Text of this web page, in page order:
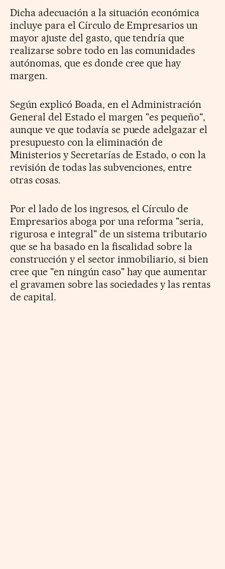
Dicha adecuación a la situación económica
incluye para el Círculo de Empresarios un
mayor ajuste del gasto, que tendría que
realizarse sobre todo en las comunidades
autónomas, que es donde cree que hay
margen.
Según explicó Boada, en el Administración
General del Estado el margen "es pequeño",
aunque ve que todavía se puede adelgazar el
presupuesto con la eliminación de
Ministerios y Secretarías de Estado, o con la
revisión de todas las subvenciones, entre
otras cosas.
Por el lado de los ingresos, el Círculo de
Empresarios aboga por una reforma "seria,
rigurosa e integral" de un sistema tributario
que se ha basado en la fiscalidad sobre la
construcción y el sector inmobiliario, si bien
cree que "en ningún caso" hay que aumentar
el gravamen sobre las sociedades y las rentas
de capital.